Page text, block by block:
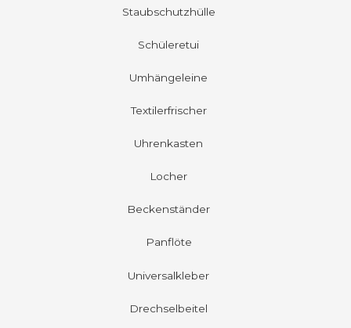
Staubschutzhülle
Schüleretui
Umhängeleine
Textilerfrischer
Uhrenkasten
Locher
Beckenständer
Panflöte
Universalkleber
Drechselbeitel